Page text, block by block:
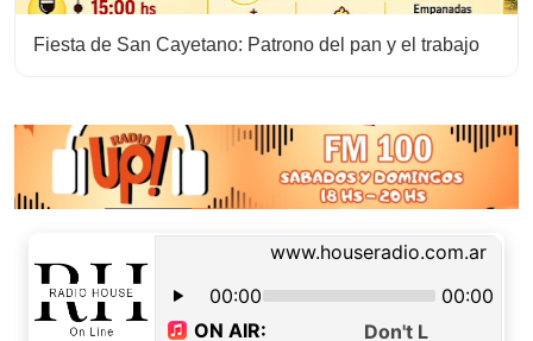
Fiesta de San Cayetano: Patrono del pan y el trabajo